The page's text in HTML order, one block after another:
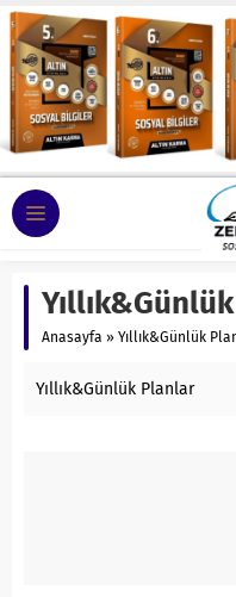
Anasayfa » Yıllık&Günlük
Yıllık&Günlük Planlar